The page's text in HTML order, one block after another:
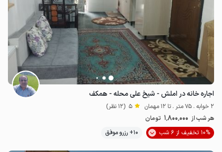
اجاره خانه در املش - شیخ علی محله - همکف
2 خوابه . 75 متر . تا 12 مهمان 5 (12 نظر)
هر شب از 1٬800٬000 تومان
10% تخفیف از 6 شب
10+ رزرو موفق